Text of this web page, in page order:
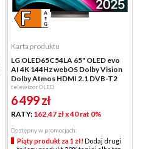
Karta produktu
LG OLED65C54LA 65" OLED evo
AI 4K 144Hz webOS Dolby Vision
Dolby Atmos HDMI 2.1 DVB-T2
telewizor OLED
6 499zł
RATY: 162,47 złx 40 rat 0%
Dostępny w promocjach:
Piąty produkt za 1 zł!Dodaj drugi